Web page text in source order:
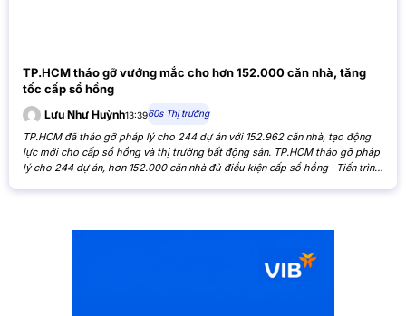
TP.HCM tháo gỡ vướng mắc cho hơn 152.000 căn nhà, tăng
tốc cấp sổ hồng
Lưu Như Huỳnh13:3960s Thị trường
TP.HCM đã tháo gỡ pháp lý cho 244 dự án với 152.962 căn nhà, tạo động
lực mới cho cấp sổ hồng và thị trường bất động sản. TP.HCM tháo gỡ pháp
lý cho 244 dự án, hơn 152.000 căn nhà đủ điều kiện cấp sổ hồng Tiến trình